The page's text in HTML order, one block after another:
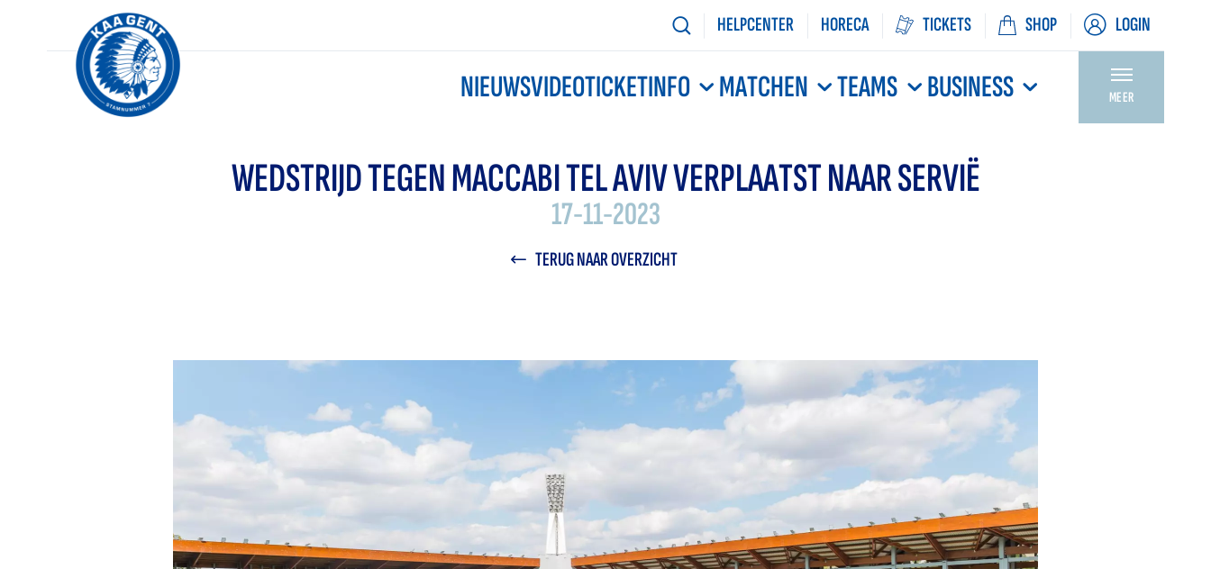
HELPCENTER HORECA TICKETS SHOP LOGIN
NIEUWSVIDEOTICKETINFO MATCHEN TEAMS BUSINESS MEER
WEDSTRIJD TEGEN MACCABI TEL AVIV VERPLAATST NAAR SERVIË
17-11-2023
TERUG NAAR OVERZICHT